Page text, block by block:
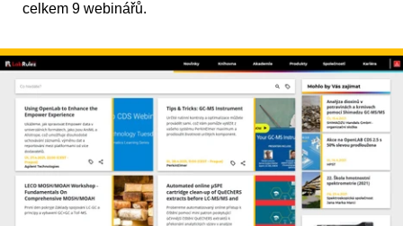
celkem 9 webinářů.